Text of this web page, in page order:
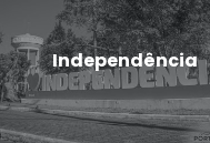
Independência